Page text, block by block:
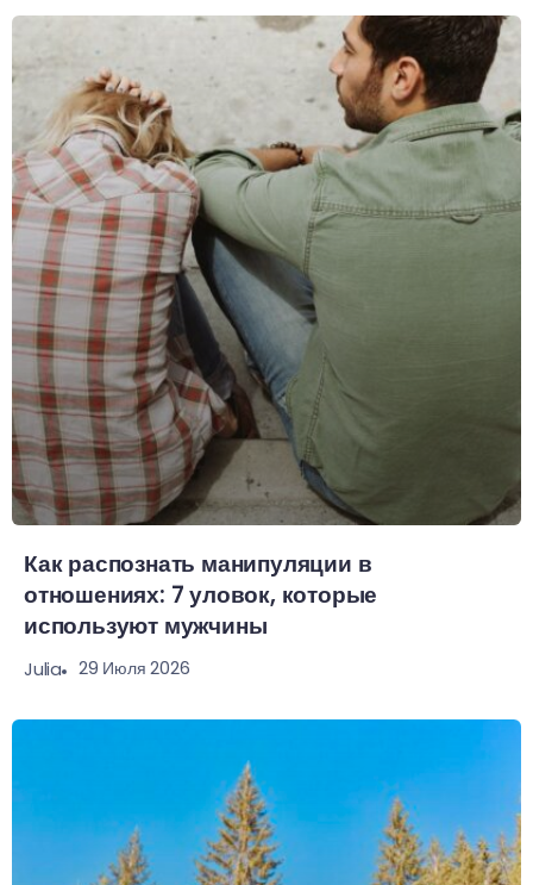
Как распознать манипуляции в
отношениях: 7 уловок, которые
используют мужчины
Julia 29 Июля 2026